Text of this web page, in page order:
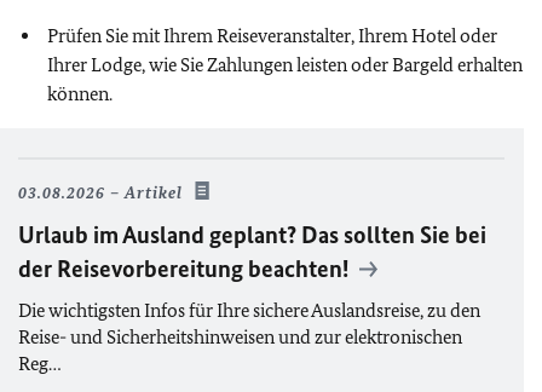
Prüfen Sie mit Ihrem Reiseveranstalter, Ihrem Hotel oder
Ihrer Lodge, wie Sie Zahlungen leisten oder Bargeld erhalten
können.
03.08.2026 Artikel
Urlaub im Ausland geplant? Das sollten Sie bei
der Reisevorbereitung beachten!
Die wichtigsten Infos für Ihre sichere Auslandsreise, zu den
Reise- und Sicherheitshinweisen und zur elektronischen
Reg…